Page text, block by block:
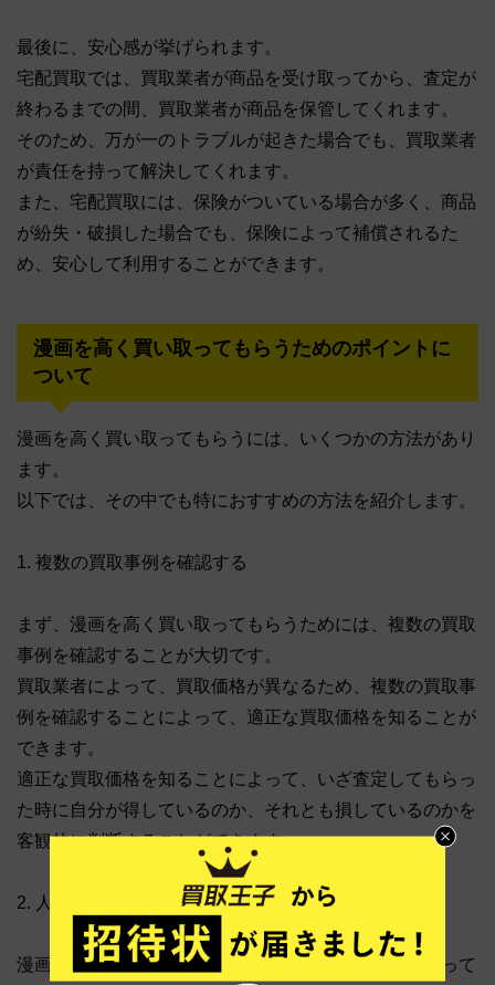
最後に、安心感が挙げられます。
宅配買取では、買取業者が商品を受け取ってから、査定が
終わるまでの間、買取業者が商品を保管してくれます。
そのため、万が一のトラブルが起きた場合でも、買取業者
が責任を持って解決してくれます。
また、宅配買取には、保険がついている場合が多く、商品
が紛失・破損した場合でも、保険によって補償されるた
め、安心して利用することができます。
漫画を高く買い取ってもらうためのポイントに
ついて
漫画を高く買い取ってもらうには、いくつかの方法があり
ます。
以下では、その中でも特におすすめの方法を紹介します。
1. 複数の買取事例を確認する
まず、漫画を高く買い取ってもらうためには、複数の買取
事例を確認することが大切です。
買取業者によって、買取価格が異なるため、複数の買取事
例を確認することによって、適正な買取価格を知ることが
できます。
適正な買取価格を知ることによって、いざ査定してもらっ
た時に自分が得しているのか、それとも損しているのかを
客観的に判断することができます。
2. 人気作品や人気ジャンルを売る
漫画の買取価格は、その作品やジャンルの人気度によって